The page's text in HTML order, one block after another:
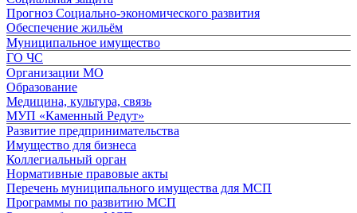
Прогноз Социально-экономического развития
Обеспечение жильём
Муниципальное имущество
ГО ЧС
Организации МО
Образование
Медицина, культура, связь
МУП «Каменный Редут»
Развитие предпринимательства
Имущество для бизнеса
Коллегиальный орган
Нормативные правовые акты
Перечень муниципального имущества для МСП
Программы по развитию МСП